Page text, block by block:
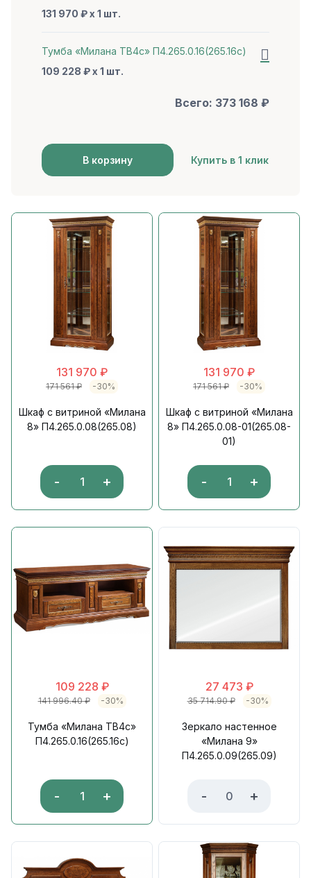
131 970 ₽ x 1 шт.
Тумба «Милана ТВ4с» П4.265.0.16(265.16с)
109 228 ₽ x 1 шт.
Всего: 373 168 ₽
В корзину Купить в 1 клик
131 970 ₽
171 561₽ -30%
Шкаф с витриной «Милана
8» П4.265.0.08(265.08)
- +
131 970 ₽
171 561₽ -30%
Шкаф с витриной «Милана
8» П4.265.0.08-01(265.08-
01)
- +
109 228 ₽
141 996.40₽ -30%
Тумба «Милана ТВ4с»
П4.265.0.16(265.16с)
- +
27 473 ₽
35 714.90₽ -30%
Зеркало настенное
«Милана 9»
П4.265.0.09(265.09)
- +